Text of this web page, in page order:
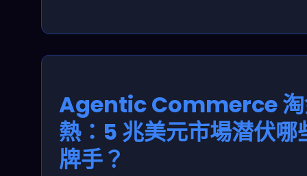
Agentic Commerce
熱：5 兆美元市場潜伏哪
牌手？